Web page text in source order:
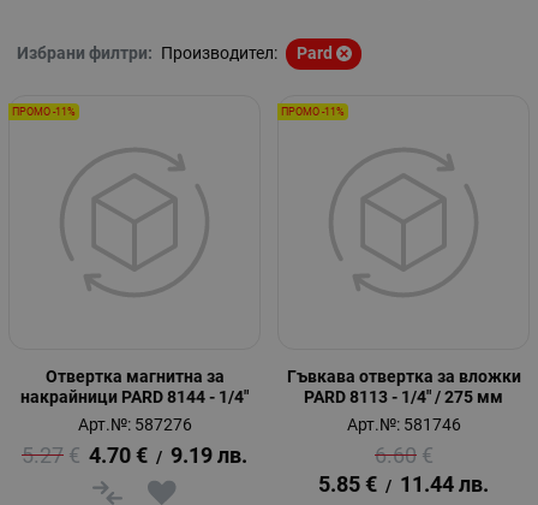
Избрани филтри: Производител: Pard
Отвертка магнитна за
накрайници PARD 8144 - 1/4"
Арт.№: 587276
5.27 € 4.70 € / 9.19 лв.
ПРОМО -11%
Гъвкава отвертка за вложки
PARD 8113 - 1/4" / 275 мм
Арт.№: 581746
6.60 €
5.85 € / 11.44 лв.
ПРОМО -11%